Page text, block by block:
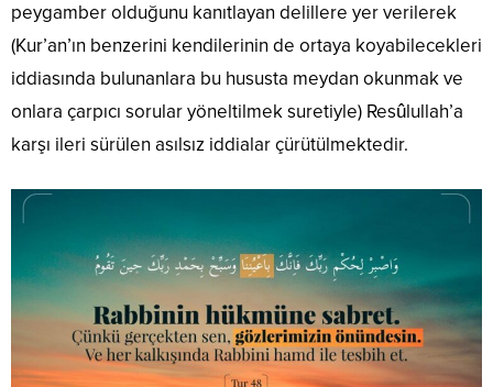
peygamber olduğunu kanıtlayan delillere yer verilerek
(Kur’an’ın benzerini kendilerinin de ortaya koyabilecekleri
iddiasında bulunanlara bu hususta meydan okunmak ve
onlara çarpıcı sorular yöneltilmek suretiyle) Resûlullah’a
karşı ileri sürülen asılsız iddialar çürütülmektedir.